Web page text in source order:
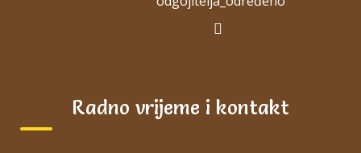
Godišnji-plan-i-program-za-2023.-2024.
GODIŠNJI-PLAN-2020.-2021.
Radno vrijeme i kontakt